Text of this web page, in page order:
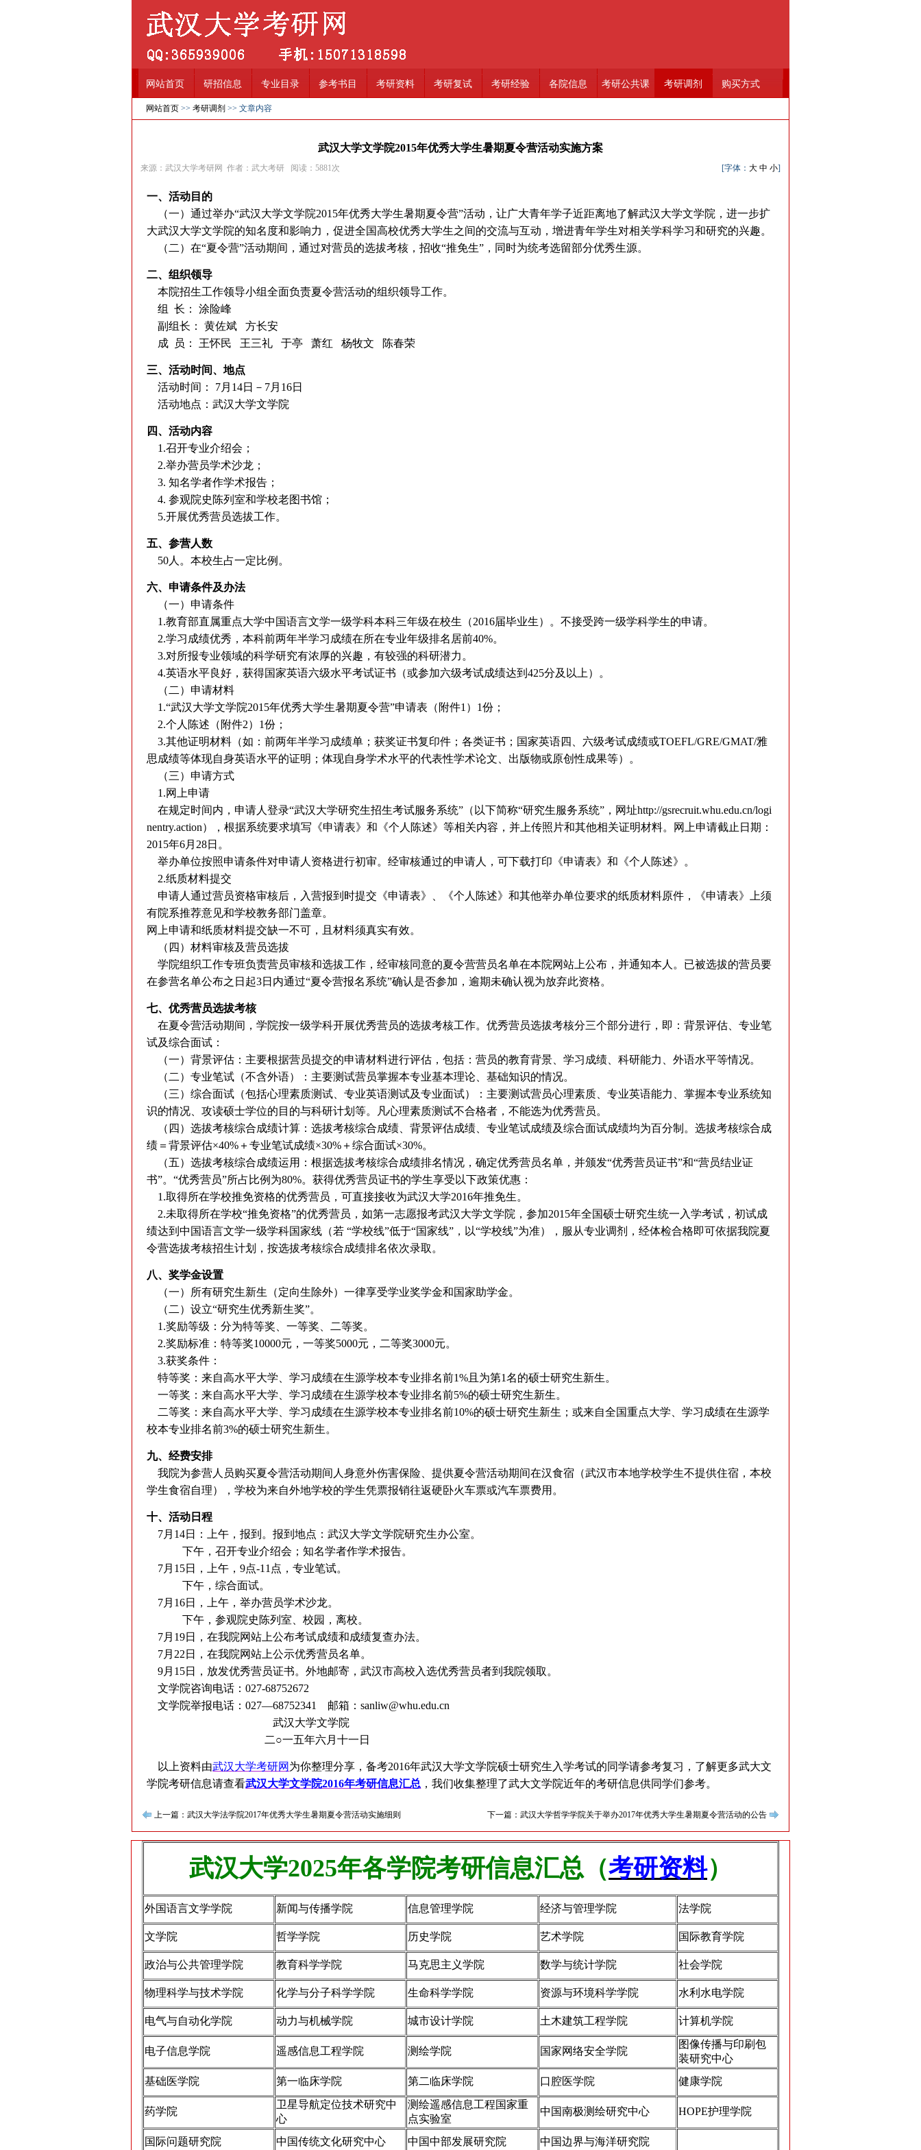
网站首页 研招信息 专业目录 参考书目 考研资料 考研复试 考研经验 各院信息 考研公共课 考研调剂 购买方式
网站首页 >> 考研调剂 >> 文章内容
武汉大学文学院2015年优秀大学生暑期夏令营活动实施方案
来源：武汉大学考研网 作者：武大考研 阅读： 5881次 [字体： 大 中 小]
一、活动目的
（一）通过举办“武汉大学文学院2015年优秀大学生暑期夏令营”活动，让广大青年学子近距离地了解武汉大学文学院，进一步扩
大武汉大学文学院的知名度和影响力，促进全国高校优秀大学生之间的交流与互动，增进青年学生对相关学科学习和研究的兴趣。
（二）在“夏令营”活动期间，通过对营员的选拔考核，招收“推免生”，同时为统考选留部分优秀生源。
二、组织领导
本院招生工作领导小组全面负责夏令营活动的组织领导工作。
组 长： 涂险峰
副组长： 黄佐斌 方长安
成 员： 王怀民 王三礼 于亭 萧红 杨牧文 陈春荣
三、活动时间、地点
活动时间： 7月14日－7月16日
活动地点：武汉大学文学院
四、活动内容
1.召开专业介绍会；
2.举办营员学术沙龙；
3. 知名学者作学术报告；
4. 参观院史陈列室和学校老图书馆；
5.开展优秀营员选拔工作。
五、参营人数
50人。本校生占一定比例。
六、申请条件及办法
（一）申请条件
1.教育部直属重点大学中国语言文学一级学科本科三年级在校生（2016届毕业生）。不接受跨一级学科学生的申请。
2.学习成绩优秀，本科前两年半学习成绩在所在专业年级排名居前40%。
3.对所报专业领域的科学研究有浓厚的兴趣，有较强的科研潜力。
4.英语水平良好，获得国家英语六级水平考试证书（或参加六级考试成绩达到425分及以上）。
（二）申请材料
1.“武汉大学文学院2015年优秀大学生暑期夏令营”申请表（附件1）1份；
2.个人陈述（附件2）1份；
3.其他证明材料（如：前两年半学习成绩单；获奖证书复印件；各类证书；国家英语四、六级考试成绩或TOEFL/GRE/GMAT/雅
思成绩等体现自身英语水平的证明；体现自身学术水平的代表性学术论文、出版物或原创性成果等）。
（三）申请方式
1.网上申请
在规定时间内，申请人登录“武汉大学研究生招生考试服务系统”（以下简称“研究生服务系统”，网址http://gsrecruit.whu.edu.cn/logi
nentry.action），根据系统要求填写《申请表》和《个人陈述》等相关内容，并上传照片和其他相关证明材料。网上申请截止日期：
2015年6月28日。
举办单位按照申请条件对申请人资格进行初审。经审核通过的申请人，可下载打印《申请表》和《个人陈述》。
2.纸质材料提交
申请人通过营员资格审核后，入营报到时提交《申请表》、《个人陈述》和其他举办单位要求的纸质材料原件，《申请表》上须
有院系推荐意见和学校教务部门盖章。
网上申请和纸质材料提交缺一不可，且材料须真实有效。
（四）材料审核及营员选拔
学院组织工作专班负责营员审核和选拔工作，经审核同意的夏令营营员名单在本院网站上公布，并通知本人。已被选拔的营员要
在参营名单公布之日起3日内通过“夏令营报名系统”确认是否参加，逾期未确认视为放弃此资格。
七、优秀营员选拔考核
在夏令营活动期间，学院按一级学科开展优秀营员的选拔考核工作。优秀营员选拔考核分三个部分进行，即：背景评估、专业笔
试及综合面试：
（一）背景评估：主要根据营员提交的申请材料进行评估，包括：营员的教育背景、学习成绩、科研能力、外语水平等情况。
（二）专业笔试（不含外语）：主要测试营员掌握本专业基本理论、基础知识的情况。
（三）综合面试（包括心理素质测试、专业英语测试及专业面试）：主要测试营员心理素质、专业英语能力、掌握本专业系统知
识的情况、攻读硕士学位的目的与科研计划等。凡心理素质测试不合格者，不能选为优秀营员。
（四）选拔考核综合成绩计算：选拔考核综合成绩、背景评估成绩、专业笔试成绩及综合面试成绩均为百分制。选拔考核综合成
绩＝背景评估×40%＋专业笔试成绩×30%＋综合面试×30%。
（五）选拔考核综合成绩运用：根据选拔考核综合成绩排名情况，确定优秀营员名单，并颁发“优秀营员证书”和“营员结业证
书”。“优秀营员”所占比例为80%。获得优秀营员证书的学生享受以下政策优惠：
1.取得所在学校推免资格的优秀营员，可直接接收为武汉大学2016年推免生。
2.未取得所在学校“推免资格”的优秀营员，如第一志愿报考武汉大学文学院，参加2015年全国硕士研究生统一入学考试，初试成
绩达到中国语言文学一级学科国家线（若 “学校线”低于“国家线”，以“学校线”为准），服从专业调剂，经体检合格即可依据我院夏
令营选拔考核招生计划，按选拔考核综合成绩排名依次录取。
八、奖学金设置
（一）所有研究生新生（定向生除外）一律享受学业奖学金和国家助学金。
（二）设立“研究生优秀新生奖”。
1.奖励等级：分为特等奖、一等奖、二等奖。
2.奖励标准：特等奖10000元，一等奖5000元，二等奖3000元。
3.获奖条件：
特等奖：来自高水平大学、学习成绩在生源学校本专业排名前1%且为第1名的硕士研究生新生。
一等奖：来自高水平大学、学习成绩在生源学校本专业排名前5%的硕士研究生新生。
二等奖：来自高水平大学、学习成绩在生源学校本专业排名前10%的硕士研究生新生；或来自全国重点大学、学习成绩在生源学
校本专业排名前3%的硕士研究生新生。
九、经费安排
我院为参营人员购买夏令营活动期间人身意外伤害保险、提供夏令营活动期间在汉食宿（武汉市本地学校学生不提供住宿，本校
学生食宿自理），学校为来自外地学校的学生凭票报销往返硬卧火车票或汽车票费用。
十、活动日程
7月14日：上午，报到。报到地点：武汉大学文学院研究生办公室。
下午，召开专业介绍会；知名学者作学术报告。
7月15日，上午，9点-11点，专业笔试。
下午，综合面试。
7月16日，上午，举办营员学术沙龙。
下午，参观院史陈列室、校园，离校。
7月19日，在我院网站上公布考试成绩和成绩复查办法。
7月22日，在我院网站上公示优秀营员名单。
9月15日，放发优秀营员证书。外地邮寄，武汉市高校入选优秀营员者到我院领取。
文学院咨询电话：027-68752672
文学院举报电话：027—68752341 邮箱：sanliw@whu.edu.cn
武汉大学文学院
二○一五年六月十一日
以上资料由武汉大学考研网 为你整理分享，备考2016年武汉大学文学院硕士研究生入学考试的同学请参考复习，了解更多武大文
学院考研信息请查看武汉大学文学院2016年考研信息汇总 ，我们收集整理了武大文学院近年的考研信息供同学们参考。
上一篇：武汉大学法学院2017年优秀大学生暑期夏令营活动实施细则 下一篇：武汉大学哲学学院关于举办2017年优秀大学生暑期夏令营活动的公告
武汉大学2025年各学院考研信息汇总（考研资料）
外国语言文学学院 新闻与传播学院 信息管理学院 经济与管理学院 法学院
文学院 哲学学院 历史学院 艺术学院 国际教育学院
政治与公共管理学院 教育科学学院 马克思主义学院 数学与统计学院 社会学院
物理科学与技术学院 化学与分子科学学院 生命科学学院 资源与环境科学学院 水利水电学院
电气与自动化学院 动力与机械学院 城市设计学院 土木建筑工程学院 计算机学院
电子信息学院 遥感信息工程学院 测绘学院 国家网络安全学院
图像传播与印刷包
装研究中心
基础医学院
第一临床学院 第二临床学院 口腔医学院 健康学院
药学院
卫星导航定位技术研究中
心
测绘遥感信息工程国家重
点实验室
中国南极测绘研究中心 HOPE护理学院
国际问题研究院 中国传统文化研究中心 中国中部发展研究院 中国边界与海洋研究院